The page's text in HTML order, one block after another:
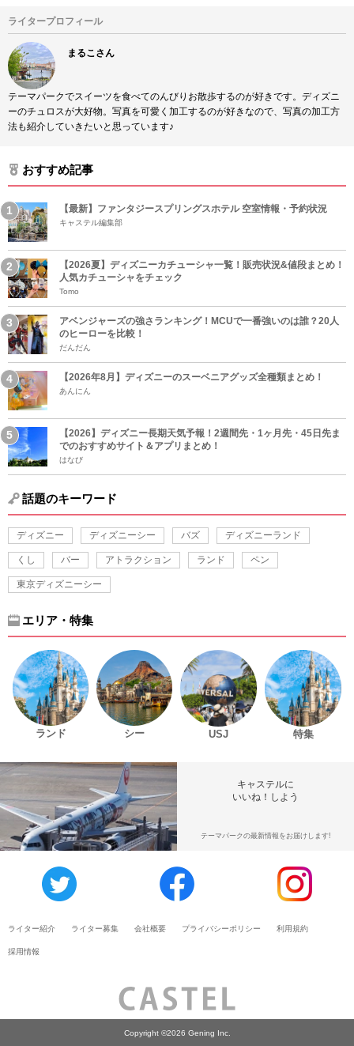
ライタープロフィール
まるこさん
テーマパークでスイーツを食べてのんびりお散歩するのが好きです。ディズニ
ーのチュロスが大好物。写真を可愛く加工するのが好きなので、写真の加工方
法も紹介していきたいと思っています♪
おすすめ記事
【最新】ファンタジースプリングスホテル 空室情報・予約状況
キャステル編集部
【2026夏】ディズニーカチューシャ一覧！販売状況&値段まとめ！
人気カチューシャをチェック
Tomo
アベンジャーズの強さランキング！MCUで一番強いのは誰？20人
のヒーローを比較！
だんだん
【2026年8月】ディズニーのスーベニアグッズ全種類まとめ！
あんにん
【2026】ディズニー長期天気予報！2週間先・1ヶ月先・45日先ま
でのおすすめサイト＆アプリまとめ！
はなび
話題のキーワード
ディズニー ディズニーシー バズ ディズニーランド
くし バー アトラクション ランド ペン
東京ディズニーシー
エリア・特集
ランド シー USJ 特集
キャステルに
いいね！しよう
テーマパークの最新情報をお届けします!
ライター紹介 ライター募集 会社概要 プライバシーポリシー 利用規約
採用情報
Copyright ©2026 Gening Inc.